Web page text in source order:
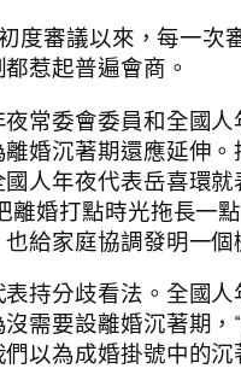
度審議以來，每一次
惹起普遍會商。
常委會委員和全國人
婚沉著期還應延伸。
人年夜代表岳喜環就
離婚打點時光拖長一
給家庭協調發明一個
持分歧看法。全國人
需要設離婚沉著期，
以為成婚掛號中的沉